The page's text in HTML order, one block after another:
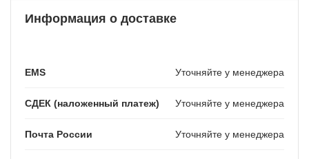
Информация о доставке
EMS Уточняйте у менеджера
СДЕК (наложенный платеж) Уточняйте у менеджера
Почта России Уточняйте у менеджера